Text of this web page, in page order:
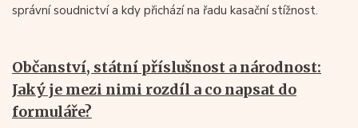
správní soudnictví a kdy přichází na řadu kasační stížnost.
Občanství, státní příslušnost a národnost:
Jaký je mezi nimi rozdíl a co napsat do
formuláře?